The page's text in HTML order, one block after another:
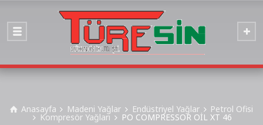
Anasayfa Madeni Yağlar Endüstriyel Yağlar Petrol Ofisi
Kompresör Yağları PO COMPRESSOR OİL XT 46